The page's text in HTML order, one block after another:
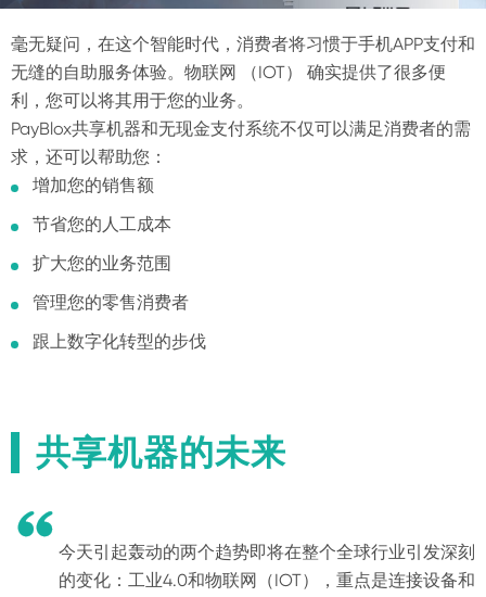
毫无疑问，在这个智能时代，消费者将习惯于手机APP支付和
无缝的自助服务体验。物联网 （IOT） 确实提供了很多便
利，您可以将其用于您的业务。
PayBlox共享机器和无现金支付系统不仅可以满足消费者的需
求，还可以帮助您：
增加您的销售额
节省您的人工成本
扩大您的业务范围
管理您的零售消费者
跟上数字化转型的步伐
共享机器的未来

今天引起轰动的两个趋势即将在整个全球行业引发深刻
的变化：工业4.0和物联网（IOT），重点是连接设备和